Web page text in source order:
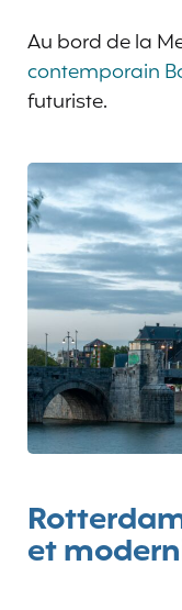
Au bord de la
contemporain
futuriste.
et